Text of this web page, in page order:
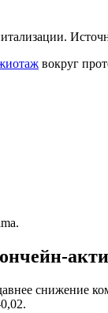
вокруг
снижение